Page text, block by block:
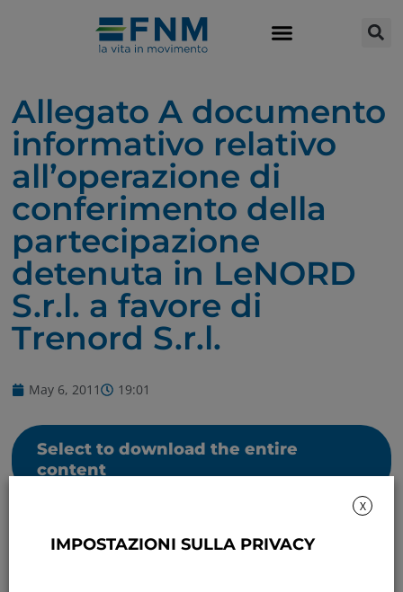
Allegato A documento
informativo relativo
all’operazione di
conferimento della
partecipazione
detenuta in LeNORD
S.r.l. a favore di
Trenord S.r.l.
May 6, 2011 19:01
Select to download the entire
content
X
IMPOSTAZIONI SULLA PRIVACY